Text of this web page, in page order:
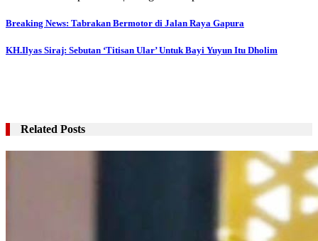
Navigasi
pos
Breaking News: Tabrakan Bermotor di Jalan Raya Gapura
KH.Ilyas Siraj: Sebutan ‘Titisan Ular’ Untuk Bayi Yuyun Itu Dholim
Related Posts